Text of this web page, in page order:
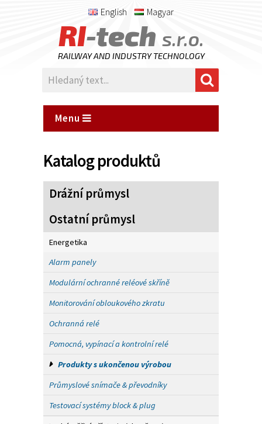
English Magyar
RI-tech s.r.o.
RAILWAY AND INDUSTRY TECHNOLOGY
Menu
Katalog produktů
Drážní průmysl
Ostatní průmysl
Energetika
Alarm panely
Modulární ochranné reléové skříně
Monitorování obloukového zkratu
Ochranná relé
Pomocná, vypínací a kontrolní relé
Produkty s ukončenou výrobou
Průmyslové snímače & převodníky
Testovací systémy block & plug